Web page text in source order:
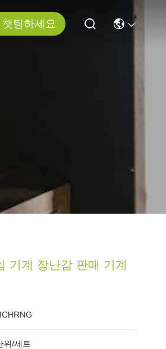
챗팅하세요
기계 장난감 판매 기계
위/세트